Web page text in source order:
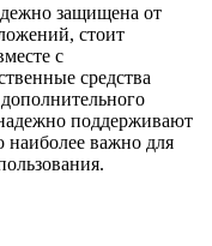
защищена от
стоит
с
средства
поддерживают
наиболее важно для